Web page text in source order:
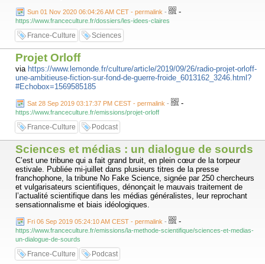
Sun 01 Nov 2020 06:04:26 AM CET - permalink - -
https://www.franceculture.fr/dossiers/les-idees-claires
France-Culture Sciences
Projet Orloff
via https://www.lemonde.fr/culture/article/2019/09/26/radio-projet-orloff-
une-ambitieuse-fiction-sur-fond-de-guerre-froide_6013162_3246.html?
#Echobox=1569585185
Sat 28 Sep 2019 03:17:37 PM CEST - permalink - -
https://www.franceculture.fr/emissions/projet-orloff
France-Culture Podcast
Sciences et médias : un dialogue de sourds
C’est une tribune qui a fait grand bruit, en plein cœur de la torpeur
estivale. Publiée mi-juillet dans plusieurs titres de la presse
franchophone, la tribune No Fake Science, signée par 250 chercheurs
et vulgarisateurs scientifiques, dénonçait le mauvais traitement de
l’actualité scientifique dans les médias généralistes, leur reprochant
sensationnalisme et biais idéologiques.
Fri 06 Sep 2019 05:24:10 AM CEST - permalink - -
https://www.franceculture.fr/emissions/la-methode-scientifique/sciences-et-medias-
un-dialogue-de-sourds
France-Culture Podcast